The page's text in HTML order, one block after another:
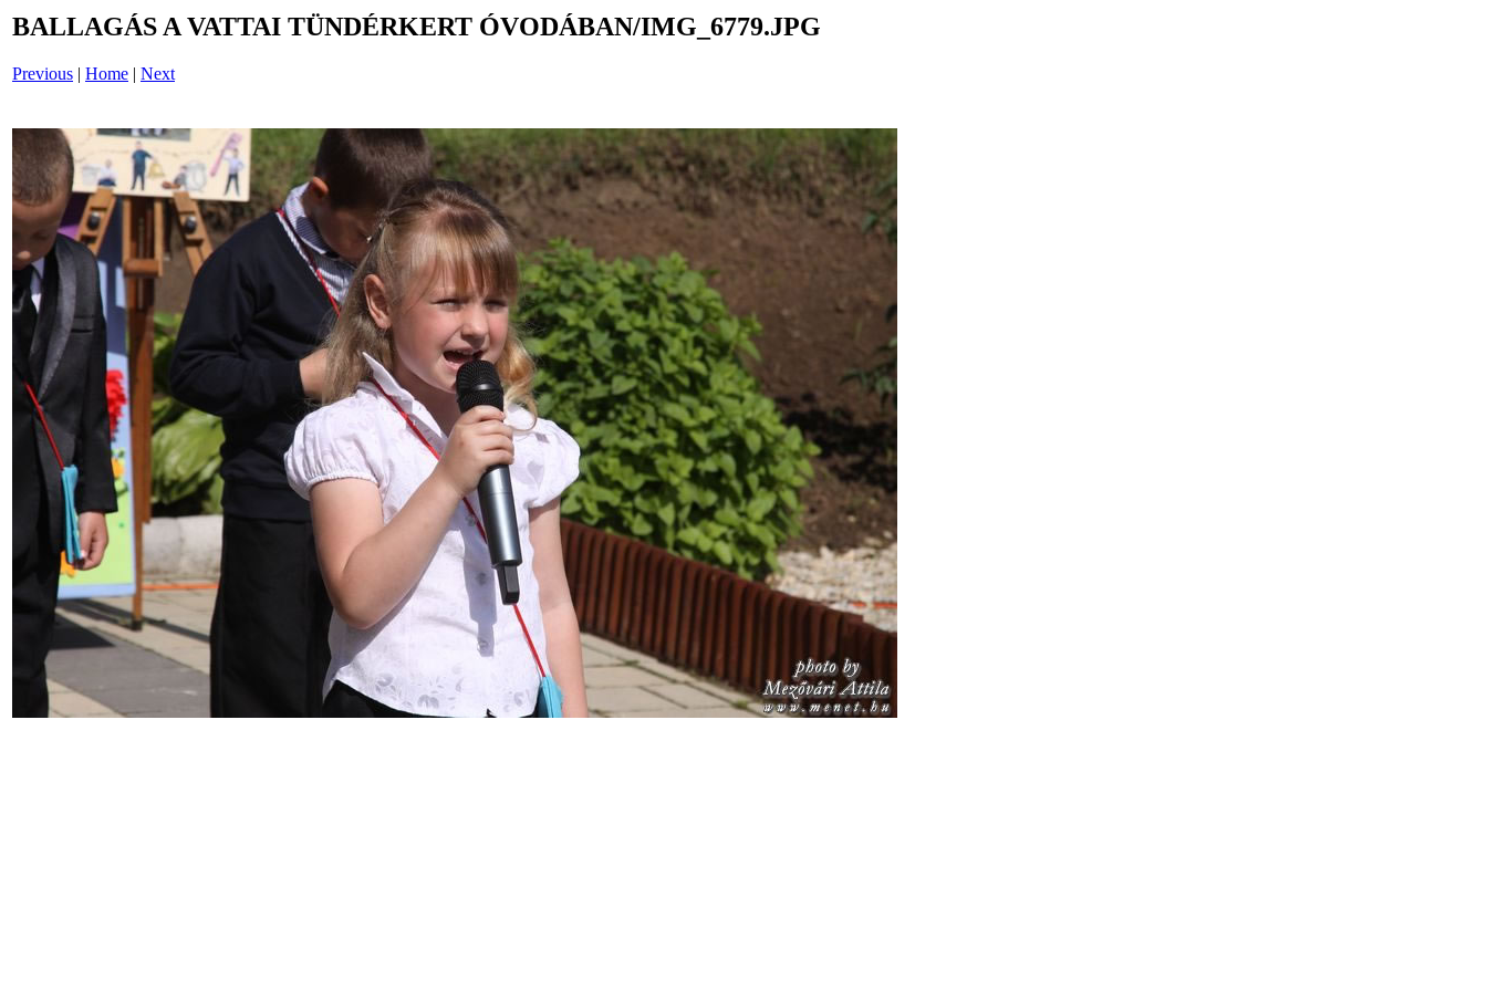
BALLAGÁS A VATTAI TÜNDÉRKERT ÓVODÁBAN/IMG_6779.JPG
Previous | Home | Next